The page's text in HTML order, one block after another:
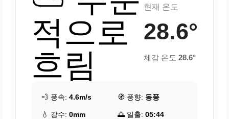
적으로
흐림
현재 온도
28.6°
체감 온도 28.6°
💨 풍속: 4.6m/s 🧭 풍향: 동풍
💧 강수: 0mm 🌅 일출: 05:44